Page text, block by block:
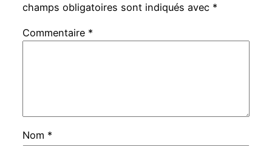
champs obligatoires sont indiqués avec *
Commentaire *
Nom *